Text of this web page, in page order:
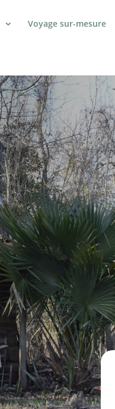
Voyage sur-mesure